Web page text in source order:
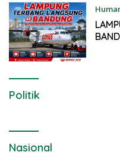
Politik
Nasional